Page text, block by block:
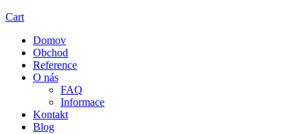
Cart
Domov
Obchod
Reference
O nás
FAQ
Informace
Kontakt
Blog